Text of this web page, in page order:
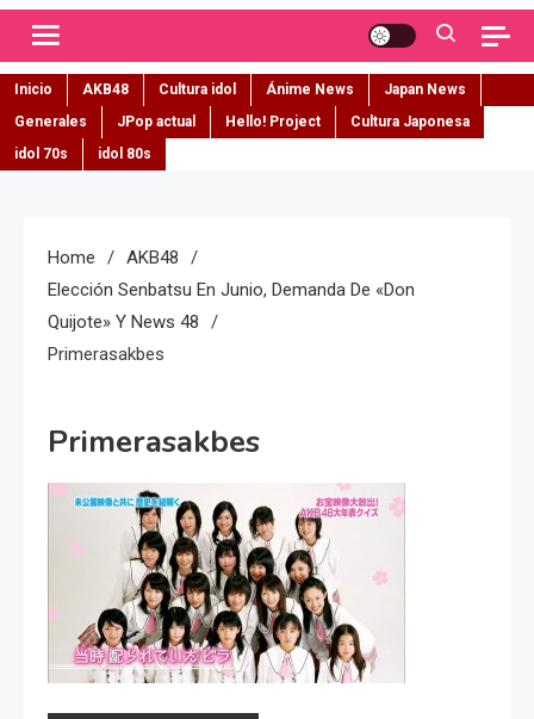
Inicio AKB48 Cultura idol Ánime News
Japan News
Generales
JPop actual Hello! Project
Cultura Japonesa
idol 70s
idol 80s
Home
AKB48
Elección Senbatsu En Junio, Demanda De «Don
Quijote» Y News 48
Primerasakbes
Primerasakbes